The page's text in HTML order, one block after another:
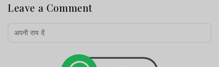
Leave a Comment